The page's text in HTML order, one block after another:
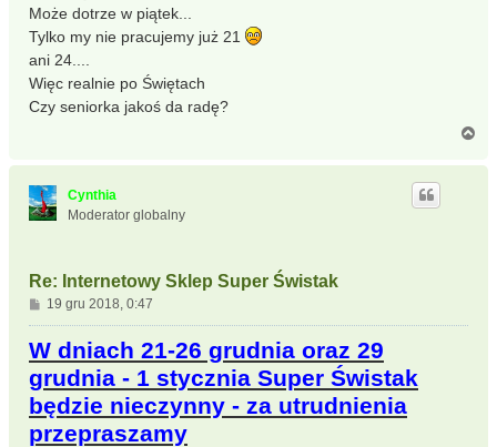
Może dotrze w piątek...
Tylko my nie pracujemy już 21
ani 24....
Więc realnie po Świętach
Czy seniorka jakoś da radę?
g
Cynthia
Moderator globalny
Re: Internetowy Sklep Super Świstak
P
o
s
t
19 gru 2018, 0:47
W dniach 21-26 grudnia oraz 29
grudnia - 1 stycznia Super Świstak
będzie nieczynny - za utrudnienia
przepraszamy